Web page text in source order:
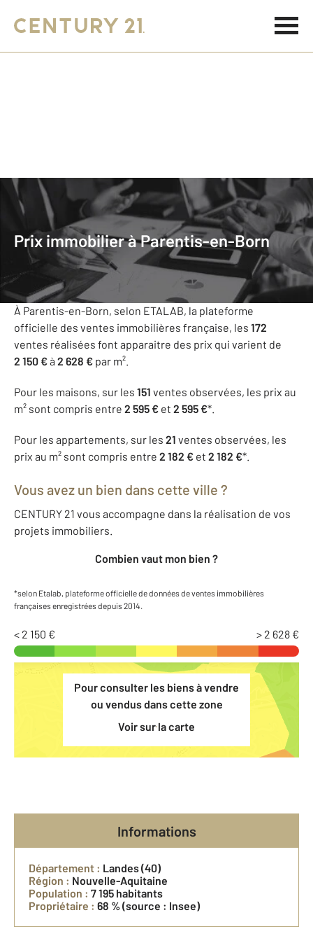
Prix immobilier à Parentis-en-Born
Accueil Prix Immobilier Nouvelle-Aquitaine Landes
Parentis En Born
Parentis-en-Born
Le prix de l'immobilier au m²
À Parentis-en-Born, selon ETALAB, la plateforme
officielle des ventes immobilières française, les 172
ventes réalisées font apparaitre des prix qui varient de
2 150 €à 2 628 € par m².
Pour les maisons, sur les 151 ventes observées, les prix au
m² sont compris entre 2 595 € et 2 595 €*.
Pour les appartements, sur les 21 ventes observées, les
prix au m² sont compris entre 2 182 € et 2 182 €*.
Vous avez un bien dans cette ville ?
CENTURY 21 vous accompagne dans la réalisation de vos
projets immobiliers.
Combien vaut mon bien ?
*selon Etalab, plateforme officielle de données de ventes immobilières
françaises enregistrées depuis 2014.
< 2 150 € > 2 628 €
Pour consulter les biens à vendre
ou vendus dans cette zone
Voir sur la carte
Informations
Département : Landes (40)
Région : Nouvelle-Aquitaine
Population : 7 195 habitants
Propriétaire : 68 %(source : Insee)